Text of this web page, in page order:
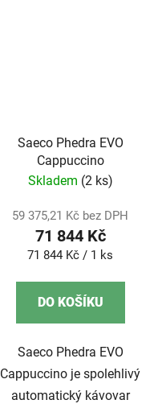
Saeco Phedra EVO
Cappuccino
Skladem (2 ks)
59 375,21 Kč bez DPH
71 844 Kč
Měrná
71 844 Kč / 1 ks
DO KOŠÍKU
Saeco Phedra EVO
Cappuccino je spolehlivý
automatický kávovar